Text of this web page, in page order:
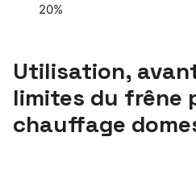
20%
Utilisation,
limites du frêne
chauffage